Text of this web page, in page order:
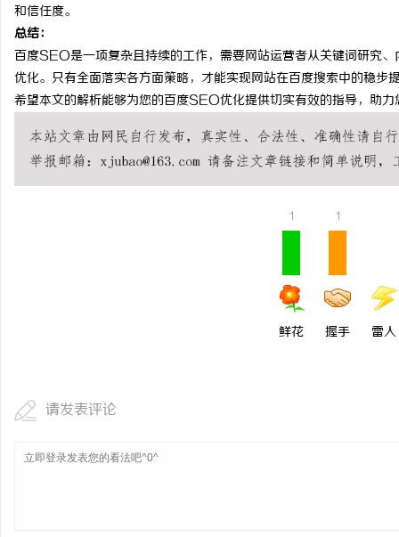
和信任度。
总结：
百度SEO是一项复杂且持续的工作，需要网站运营者从关键词研究
优化。只有全面落实各方面策略，才能实现网站在百度搜索中的稳步
希望本文的解析能够为您的百度SEO优化提供切实有效的指导，助
1
鲜花
1
握手 雷人
请发表评论